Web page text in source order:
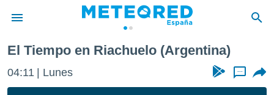
de
El Tiempo en Riachuelo (Argentina)
04:11 Lunes ...